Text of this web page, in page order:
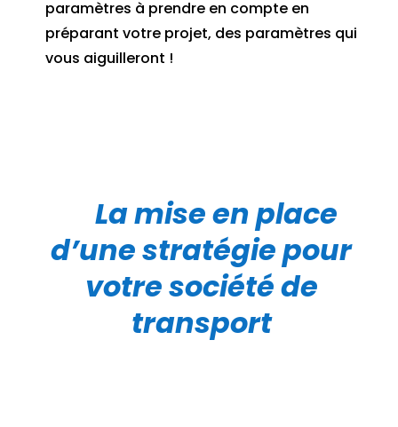
paramètres à prendre en compte en
préparant votre projet, des paramètres qui
vous aiguilleront !
La mise en place
d’une stratégie pour
votre société de
transport